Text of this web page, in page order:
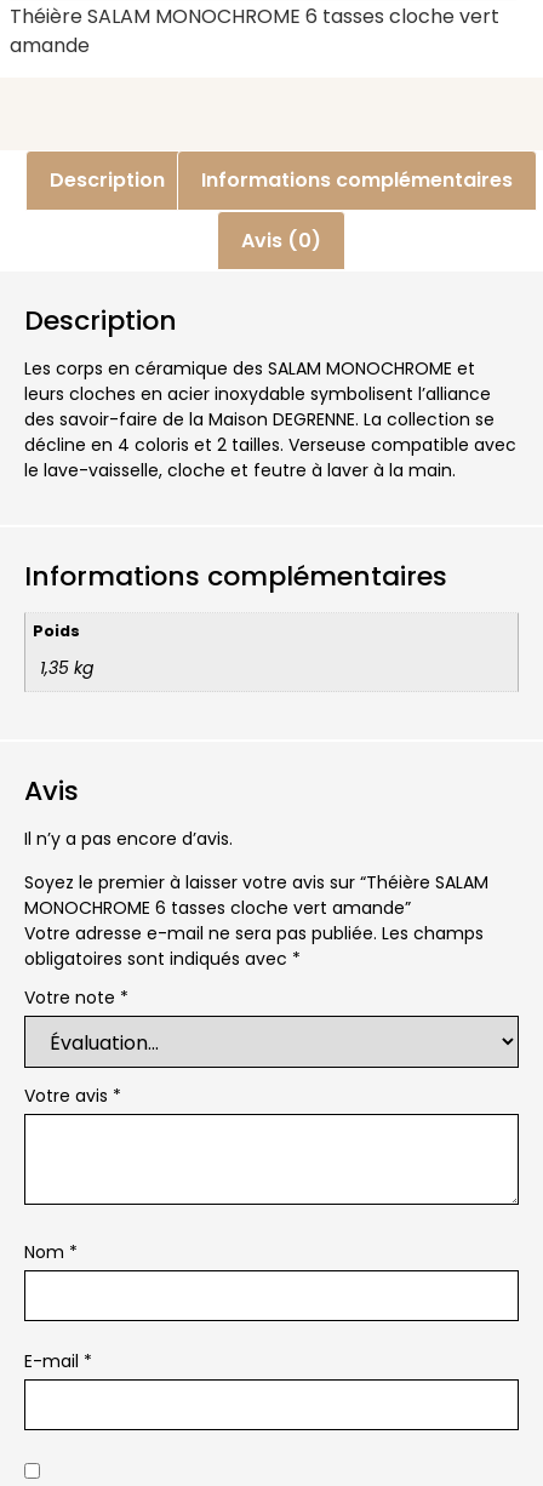
Théière SALAM MONOCHROME 6 tasses cloche vert
amande
Description Informations complémentaires
Avis (0)
Description
Les corps en céramique des SALAM MONOCHROME et
leurs cloches en acier inoxydable symbolisent l’alliance
des savoir-faire de la Maison DEGRENNE. La collection se
décline en 4 coloris et 2 tailles. Verseuse compatible avec
le lave-vaisselle, cloche et feutre à laver à la main.
Informations complémentaires
Poids
1,35 kg
Avis
Il n’y a pas encore d’avis.
Soyez le premier à laisser votre avis sur “Théière SALAM
MONOCHROME 6 tasses cloche vert amande”
Votre adresse e-mail ne sera pas publiée. Les champs
obligatoires sont indiqués avec *
Votre note *
Votre avis *
Nom *
E-mail *